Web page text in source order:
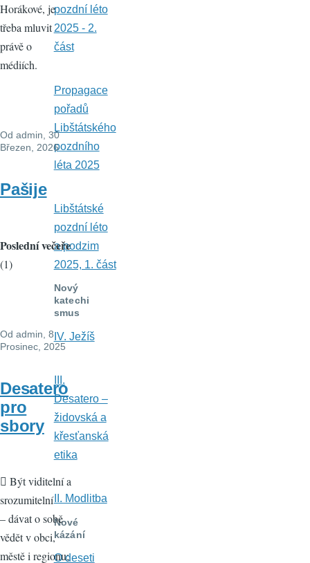
Horákové, je
třeba mluvit
právě o
médiích.
Od admin , 30
Březen, 2026
Pašije
Poslední večeře
(1)
Od admin , 8
Prosinec, 2025
Desatero
pro
sbory
 Být viditelní a
srozumitelní
– dávat o sobě
vědět v obci,
městě i regionu;
pozdní léto
2025 - 2.
část
Propagace
pořadů
Libštátského
pozdního
léta 2025
Libštátské
pozdní léto
a podzim
2025, 1. část
Nový
katechi
smus
IV. Ježíš
III.
Desatero –
židovská a
křesťanská
etika
II. Modlitba
Nové
kázání
O deseti